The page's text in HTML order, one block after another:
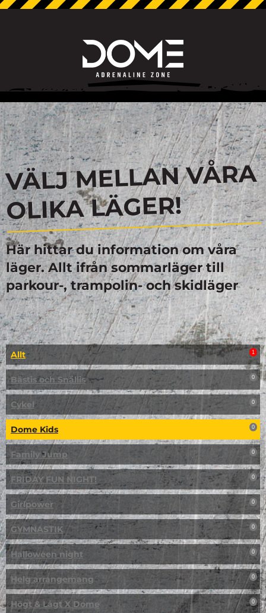
VÄLJ MELLAN VÅRA
OLIKA LÄGER!
Här hittar du information om våra
läger. Allt ifrån sommarläger till
parkour-, trampolin- och skidläger
Allt 1
Bästis och Snällis 0
Cykel 0
Dome Kids 0
Family Jump 0
FRIDAY FUN NIGHT! 0
Girlpower 0
GYMNASTIK 0
Halloween night 0
Helg arrangemang 0
Högt & Lågt X Dome 0